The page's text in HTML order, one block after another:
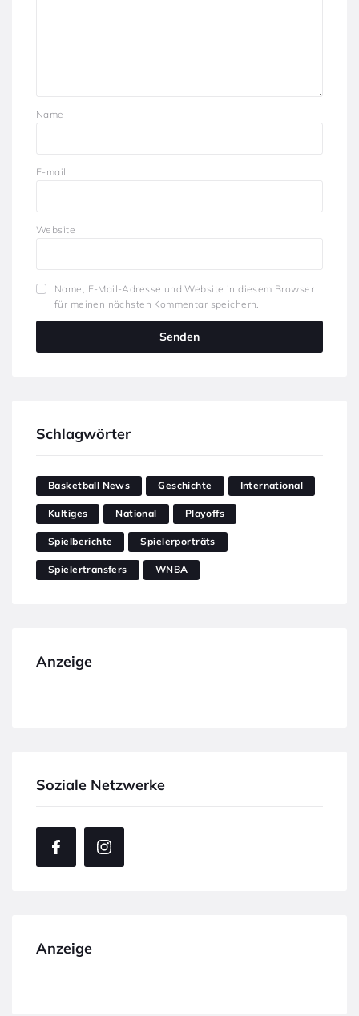
Name
E-mail
Website
Name, E-Mail-Adresse und Website in diesem Browser
für meinen nächsten Kommentar speichern.
Schlagwörter
Basketball News Geschichte International
Kultiges National Playoffs
Spielberichte Spielerporträts
Spielertransfers WNBA
Anzeige
Soziale Netzwerke
Anzeige